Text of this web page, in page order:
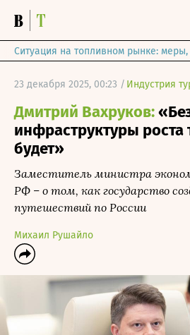
Ситуация на топливном рынке:
23 декабря 2025, 00:23 / Индустрия
Дмитрий Вахруков:
инфраструктуры роста
будет»
Заместитель министра
РФ – о том, как государство
путешествий по России
Михаил Рушайло